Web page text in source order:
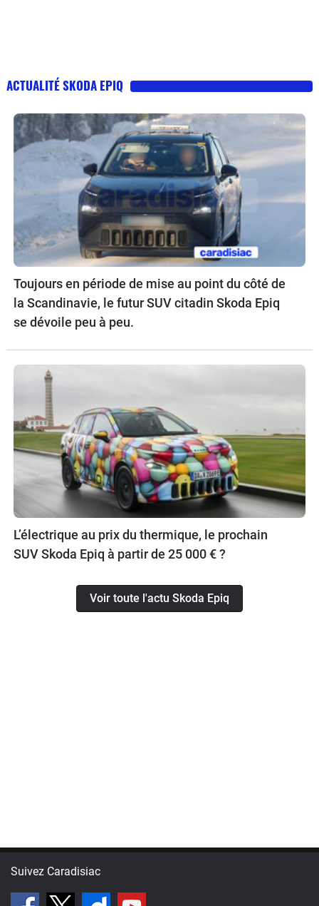
ACTUALITÉ SKODA EPIQ
Toujours en période de mise au point du côté de
la Scandinavie, le futur SUV citadin Skoda Epiq
se dévoile peu à peu.
L’électrique au prix du thermique, le prochain
SUV Skoda Epiq à partir de 25 000 € ?
Voir toute l'actu Skoda Epiq
Suivez Caradisiac